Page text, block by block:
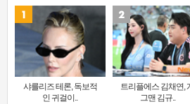
샤를리즈 테론, 독보적
인 귀걸이..
트리플에스 김채연,
그맨 김규..